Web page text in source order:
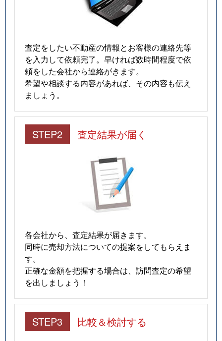
査定をしたい不動産の情報とお客様の連絡先等
を入力して依頼完了。早ければ数時間程度で依
頼をした会社から連絡がきます。
希望や相談する内容があれば、その内容も伝え
ましょう。
STEP2 査定結果が届く
各会社から、査定結果が届きます。
同時に売却方法についての提案をしてもらえま
す。
正確な金額を把握する場合は、訪問査定の希望
を出しましょう！
STEP3 比較＆検討する